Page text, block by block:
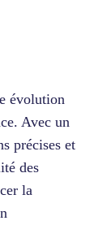
évolution
Avec un
précises et
des
la